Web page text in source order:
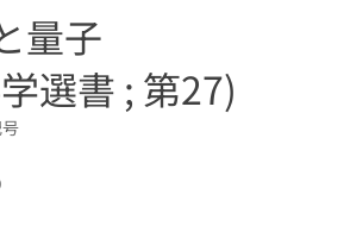
量子
選書 ; 第27)